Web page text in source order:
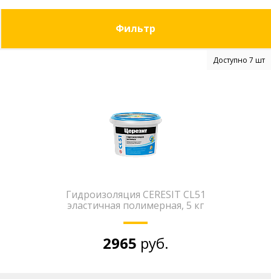
Фильтр
Доступно 7 шт
Гидроизоляция CERESIT CL51
эластичная полимерная, 5 кг
2965 руб.